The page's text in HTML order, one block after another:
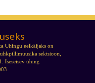
Ühingu eelkäijaks on
sektsioon,
Iseseisev ühing